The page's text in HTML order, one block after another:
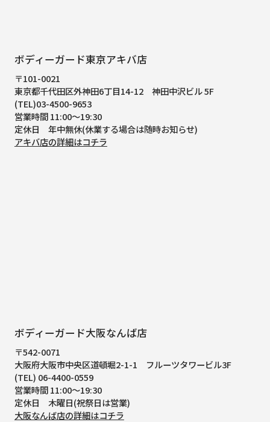
ボディーガード東京アキバ店
〒101-0021
東京都千代田区外神田6丁目14-12 神田中沢ビル 5F
(TEL)03-4500-9653
営業時間 11:00～19:30
定休日 年中無休(休業する場合は随時お知らせ)
アキバ店の詳細はコチラ
ボディーガード大阪なんば店
〒542-0071
大阪府大阪市中央区道頓堀2-1-1
フルーツタワービル3F
(TEL) 06-4400-0559
営業時間 11:00～19:30
定休日 木曜日(祝祭日は営業)
大阪なんば店の詳細はコチラ